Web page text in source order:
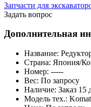
Запчасти для
Задать вопрос
Дополнительная
Название:
Страна: Япония/
Номер: -----
Вес: По запросу
Наличие: Заказ 15
Модель тех.: